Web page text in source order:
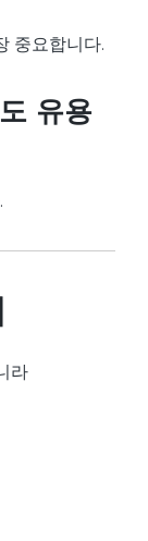
중요합니다.
유용
라